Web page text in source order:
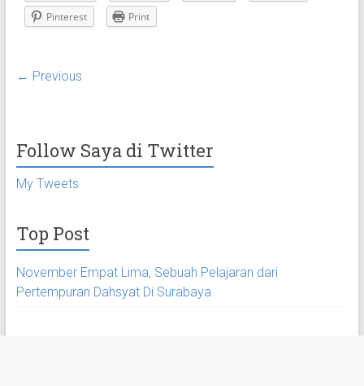
Pinterest
Print
← Previous
Follow Saya di Twitter
My Tweets
Top Post
November Empat Lima, Sebuah Pelajaran dari
Pertempuran Dahsyat Di Surabaya